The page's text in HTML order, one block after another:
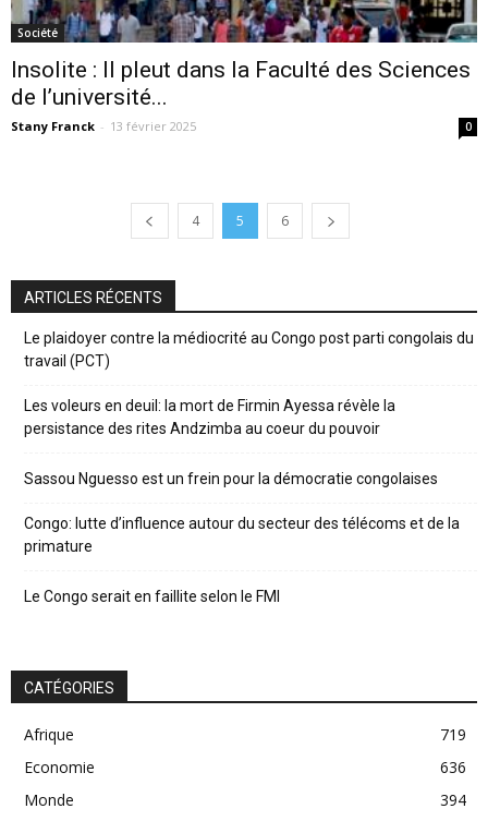
Société
Insolite : Il pleut dans la Faculté des Sciences
de l’université...
Stany Franck - 13 février 2025 0
4 5 6
ARTICLES RÉCENTS
Le plaidoyer contre la médiocrité au Congo post parti congolais du
travail (PCT)
Les voleurs en deuil: la mort de Firmin Ayessa révèle la
persistance des rites Andzimba au coeur du pouvoir
Sassou Nguesso est un frein pour la démocratie congolaises
Congo: lutte d’influence autour du secteur des télécoms et de la
primature
Le Congo serait en faillite selon le FMI
CATÉGORIES
Afrique
719
Economie
636
Monde
394